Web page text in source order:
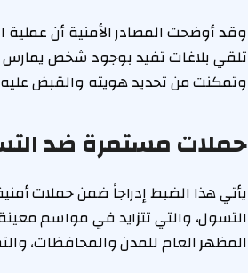
وقد أوضحت المصادر الأمنية أن
تلقي بلاغات تفيد بوجود شخص يمارس
وتمكنت من تحديد هويته والقبض
حملات مستمرة ضد
يأتي هذا الضبط إدراجاً ضمن حملات
التسول، والتي تتزايد في مواسم
المظهر العام للمدن والمحافظات،